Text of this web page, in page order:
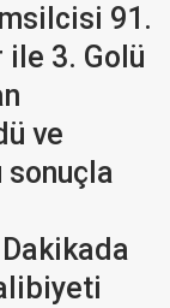
91.
ile 3. Golü
ve
sonuçla